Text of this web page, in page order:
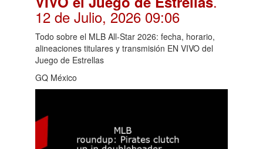
12 de Julio, 2026 09:06
Todo sobre el MLB All-Star 2026: fecha, horario,
alineaciones titulares y transmisión EN VIVO del
Juego de Estrellas
GQ México